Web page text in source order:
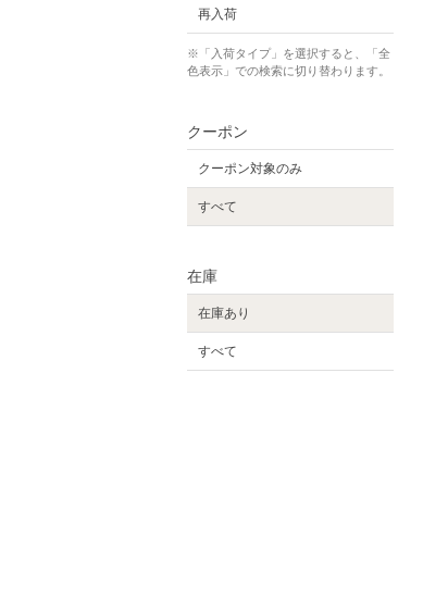
再入荷
※「入荷タイプ」を選択すると、「全
色表示」での検索に切り替わります。
クーポン
クーポン対象のみ
すべて
在庫
在庫あり
すべて